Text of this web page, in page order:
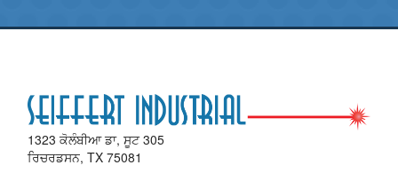
1323 ਕੋਲੰਬੀਆ ਡਾ, ਸੂਟ 305
ਰਿਚਰਡਸਨ, TX 75081